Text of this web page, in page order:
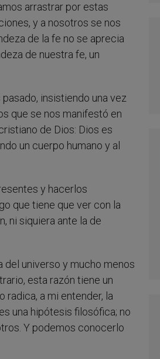
arrastrar por estas
y a nosotros se nos
de la fe no se aprecia
de nuestra fe, un
insistiendo una vez
que se nos manifestó en
de Dios: Dios es
un cuerpo humano y al
y hacerlos
que tiene que ver con la
ni siquiera ante la de
universo y mucho menos
esta razón tiene un
radica, a mi entender, la
una hipótesis filosófica; no
Y podemos conocerlo